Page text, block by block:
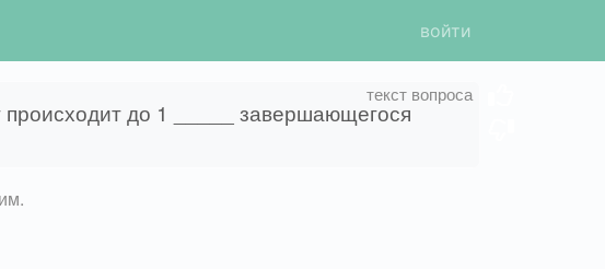
войти
до 1 _____ завершающегося